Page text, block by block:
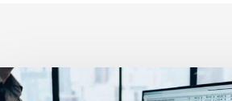
Offenlegungspflicht